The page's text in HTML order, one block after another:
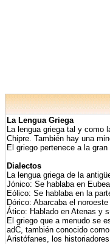
La Lengua Griega
La lengua griega tal y como
Chipre. También hay una
El griego pertenece a la
Dialectos
La lengua griega de la
Jónico: Se hablaba en
Eólico: Se hablaba en la
Dórico: Abarcaba el
Ático: Hablado en Atenas y
El griego que a menudo se
adC, también conocido
Aristófanes, los